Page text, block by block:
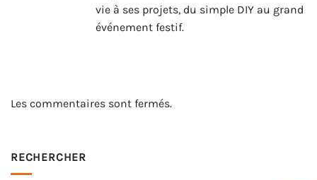
vie à ses projets, du simple DIY au grand
événement festif.
Les commentaires sont fermés.
RECHERCHER